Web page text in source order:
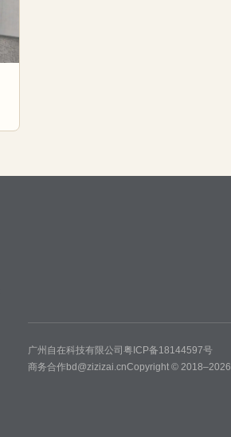
广州自在科技有限公司粤ICP备18144597号
商务合作bd@zizizai.cnCopyright © 2018–2026